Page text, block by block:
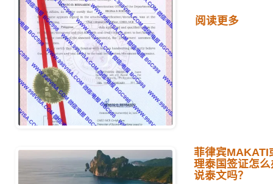
阅读更多
菲律宾MAKATI
理泰国签证怎
说泰文吗？